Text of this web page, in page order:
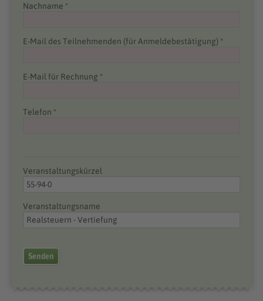
Nachname *
E-Mail des Teilnehmenden (für Anmeldebestätigung) *
E-Mail für Rechnung *
Telefon *
Veranstaltungskürzel
Veranstaltungsname
Senden